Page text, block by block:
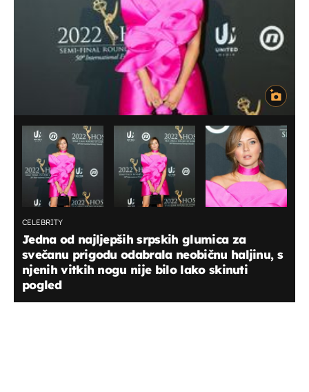
CELEBRITY
Jedna od najljepših srpskih glumica za
svečanu prigodu odabrala neobičnu haljinu, s
njenih vitkih nogu nije bilo lako skinuti
pogled